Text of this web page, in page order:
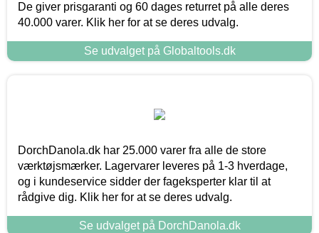
De giver prisgaranti og 60 dages returret på alle deres
40.000 varer. Klik her for at se deres udvalg.
Se udvalget på Globaltools.dk
DorchDanola.dk har 25.000 varer fra alle de store
værktøjsmærker. Lagervarer leveres på 1-3 hverdage,
og i kundeservice sidder der fageksperter klar til at
rådgive dig. Klik her for at se deres udvalg.
Se udvalget på DorchDanola.dk